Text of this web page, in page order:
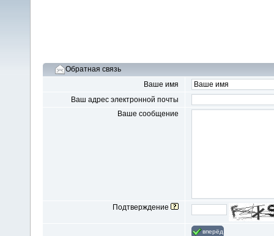
Обратная связь
Ваше имя
Ваш адрес электронной почты
Ваше сообщение
Подтверждение
вперёд